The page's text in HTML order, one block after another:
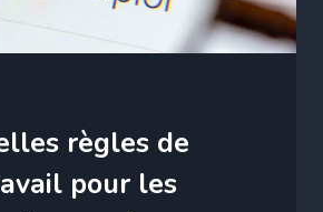
règles de
pour les